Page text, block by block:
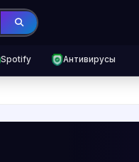
Spotify Антивирусы